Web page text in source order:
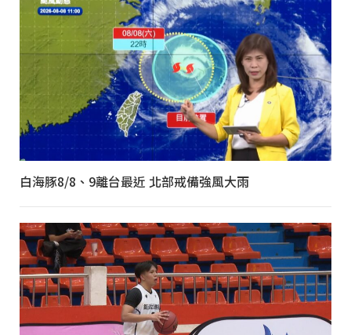
白海豚8/8、9離台最近 北部戒備強風大雨